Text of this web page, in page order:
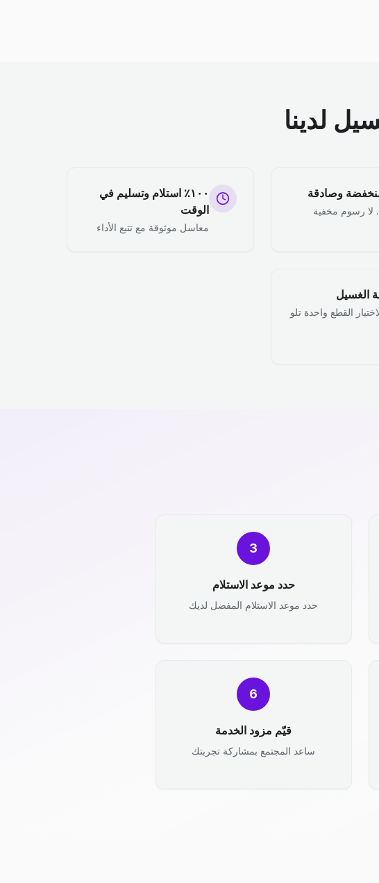
لدينا
وصادقة
لا رسوم مخفية
١٠٠٪ استلام وتسليم في
الوقت
مغاسل موثوقة مع تتبع الأداء
الغسيل
القطع واحدة تلو
3
حدد موعد الاستلام
حدد موعد الاستلام المفضل لديك
6
قيّم مزود الخدمة
ساعد المجتمع بمشاركة تجربتك